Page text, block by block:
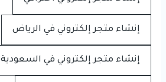
إنشاء متجر إلكتروني في الرياض
إنشاء متجر إلكتروني في السعودية